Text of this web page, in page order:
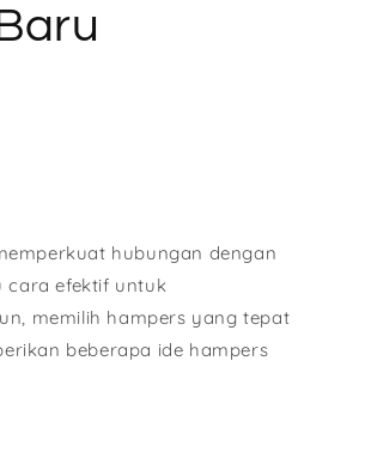
hubungan dengan
cara efektif untuk
memilih hampers yang tepat
beberapa ide hampers